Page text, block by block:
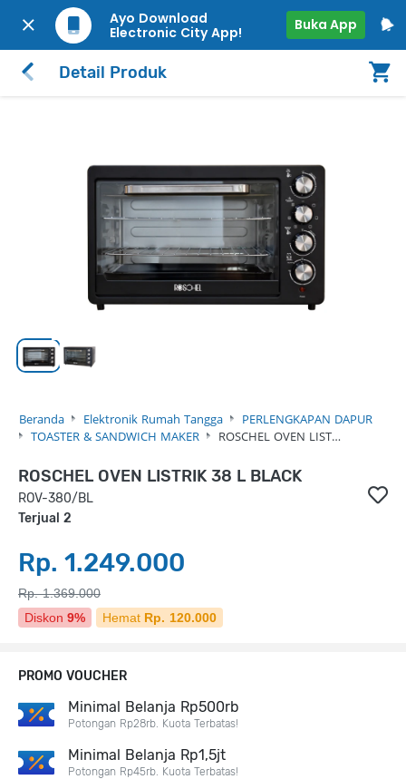
Ayo Download
Electronic City App!
Buka App
Detail Produk
Beranda Elektronik Rumah Tangga
PERLENGKAPAN DAPUR
TOASTER & SANDWICH MAKER
ROSCHEL OVEN LIST…
ROSCHEL OVEN LISTRIK 38 L BLACK
ROV-380/BL
Terjual 2
Rp. 1.249.000
Rp. 1.369.000
Diskon 9% Hemat Rp. 120.000
PROMO VOUCHER
Minimal Belanja Rp500rb
Potongan Rp28rb. Kuota Terbatas!
Minimal Belanja Rp1,5jt
Potongan Rp45rb. Kuota Terbatas!